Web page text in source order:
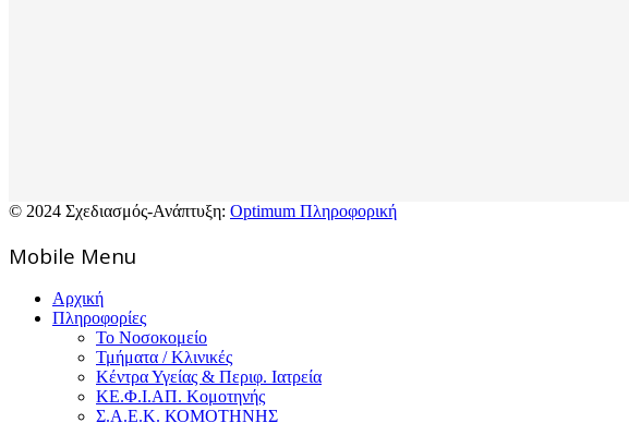
© 2024 Σχεδιασμός-Ανάπτυξη: Optimum Πληροφορική
Mοbile Menu
Αρχική
Πληροφορίες
Το Νοσοκομείο
Τμήματα / Κλινικές
Κέντρα Υγείας & Περιφ. Ιατρεία
ΚΕ.Φ.Ι.ΑΠ. Κομοτηνής
Σ.Α.Ε.Κ. ΚΟΜΟΤΗΝΗΣ